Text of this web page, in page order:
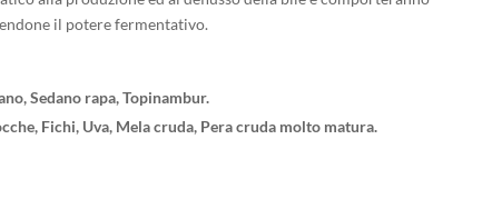
il potere fermentativo.
Sedano rapa, Topinambur.
Fichi, Uva, Mela cruda, Pera cruda molto matura.